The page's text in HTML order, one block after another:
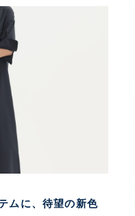
ムに、待望の新色